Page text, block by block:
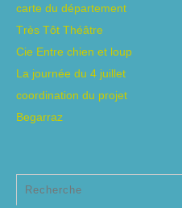
carte du département
Très Tôt Théâtre
Cie Entre chien et loup
La journée du 4 juillet
coordination du projet
Begarraz